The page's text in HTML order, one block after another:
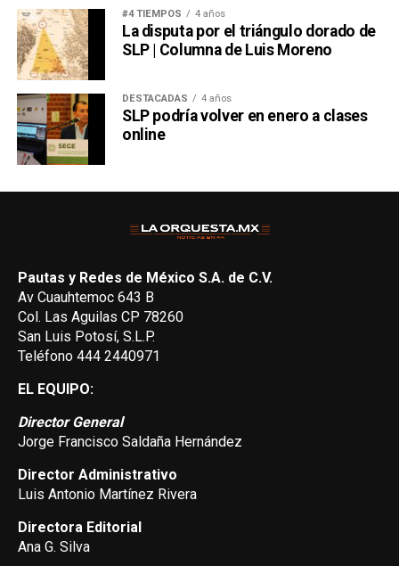
#4 TIEMPOS 4 años
La disputa por el triángulo dorado de
SLP | Columna de Luis Moreno
DESTACADAS 4 años
SLP podría volver en enero a clases
online
Pautas y Redes de México S.A. de C.V.
Av Cuauhtemoc 643 B
Col. Las Aguilas CP 78260
San Luis Potosí, S.L.P.
Teléfono 444 2440971
EL EQUIPO:
Director General
Jorge Francisco Saldaña Hernández
Director Administrativo
Luis Antonio Martínez Rivera
Directora Editorial
Ana G. Silva